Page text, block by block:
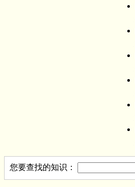
您要查找的知识：